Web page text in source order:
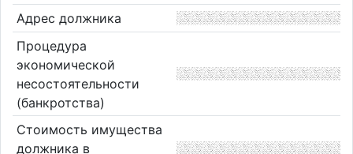
Адрес должника
Процедура
экономической
несостоятельности
(банкротства)
Стоимость имущества
должника в